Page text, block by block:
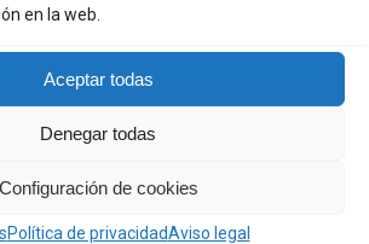
en la web.
Aceptar todas
Denegar todas
Configuración de cookies
Política de privacidadAviso legal
AÑADIR AL CARRITO
Promo: Savage Gear WP Rollup
Rucksack Bag